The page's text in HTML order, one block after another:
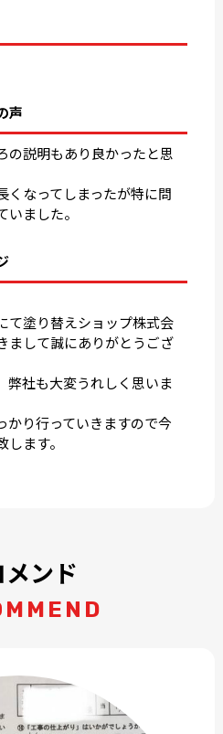
声
の説明もあり良かったと思
くなってしまったが特に問
ました。
て塗り替えショップ株式会
まして誠にありがとうござ
弊社も大変うれしく思いま
かり行っていきますので今
ます。
メンド